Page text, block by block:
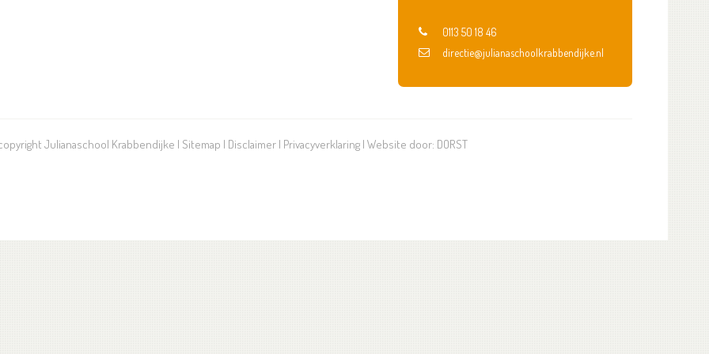
0113 50 18 46
directie@julianaschoolkrabbendijke.nl
Julianaschool Krabbendijke | Sitemap | Disclaimer | Privacyverklaring | Website door: DORST